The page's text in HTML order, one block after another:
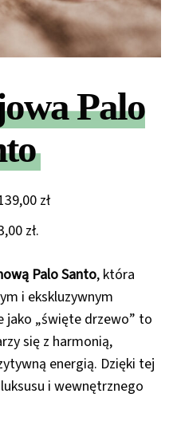
Palo
złZakres
33,00 zł
do
139,00 zł
zł.
Palo Santo, która
i ekskluzywnym
jako „święte drzewo” to
się z harmonią,
energią. Dzięki tej
i wewnętrznego